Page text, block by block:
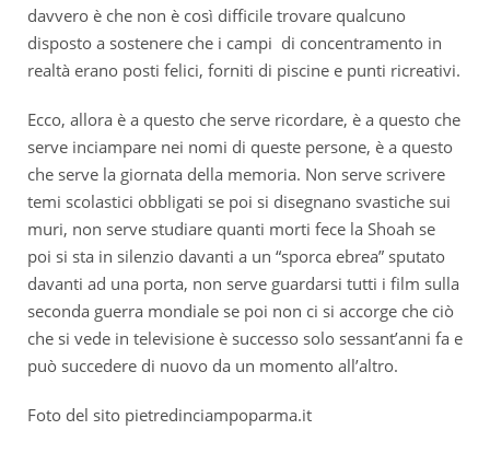
davvero è che non è così difficile trovare qualcuno
disposto a sostenere che i campi di concentramento in
realtà erano posti felici, forniti di piscine e punti ricreativi.
Ecco, allora è a questo che serve ricordare, è a questo che
serve inciampare nei nomi di queste persone, è a questo
che serve la giornata della memoria. Non serve scrivere
temi scolastici obbligati se poi si disegnano svastiche sui
muri, non serve studiare quanti morti fece la Shoah se
poi si sta in silenzio davanti a un “sporca ebrea” sputato
davanti ad una porta, non serve guardarsi tutti i film sulla
seconda guerra mondiale se poi non ci si accorge che ciò
che si vede in televisione è successo solo sessant’anni fa e
può succedere di nuovo da un momento all’altro.
Foto del sito pietredinciampoparma.it